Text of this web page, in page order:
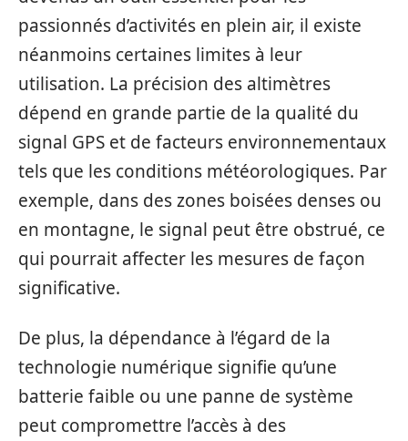
passionnés d’activités en plein air, il existe
néanmoins certaines limites à leur
utilisation. La précision des altimètres
dépend en grande partie de la qualité du
signal GPS et de facteurs environnementaux
tels que les conditions météorologiques. Par
exemple, dans des zones boisées denses ou
en montagne, le signal peut être obstrué, ce
qui pourrait affecter les mesures de façon
significative.
De plus, la dépendance à l’égard de la
technologie numérique signifie qu’une
batterie faible ou une panne de système
peut compromettre l’accès à des